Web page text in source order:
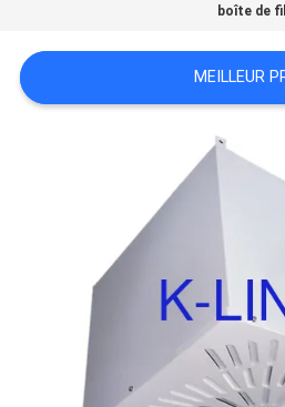
CONTACTER
AFFAIRES
boîte de
MEILLEUR